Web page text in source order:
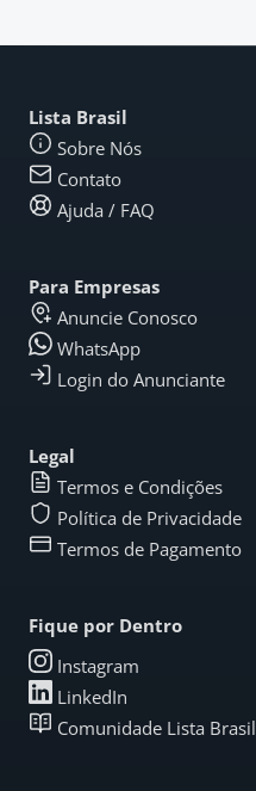
Lista Brasil
Sobre Nós
Contato
Ajuda / FAQ
Para Empresas
Anuncie Conosco
WhatsApp
Login do Anunciante
Legal
Termos e Condições
Política de Privacidade
Termos de Pagamento
Fique por Dentro
Instagram
LinkedIn
Comunidade Lista Brasil